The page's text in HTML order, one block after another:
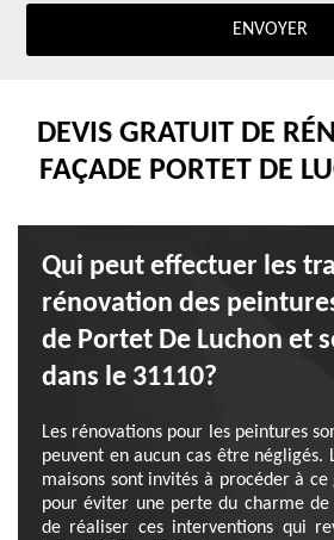
DEVIS GRATUIT DE
FAÇADE PORTET DE
Qui peut effectuer les
rénovation des
de Portet De Luchon et
dans le 31110?
Les rénovations pour les peintures
peuvent en aucun cas être négligés.
maisons sont invités à procéder à
pour éviter une perte du charme
de réaliser ces interventions qui